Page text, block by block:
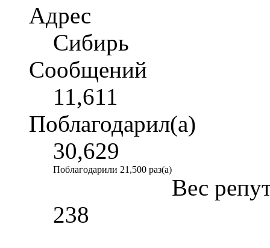
Адрес
Сибирь
Сообщений
11,611
Поблагодарил(а)
30,629
Поблагодарили 21,500 раз(а)
Вес
238